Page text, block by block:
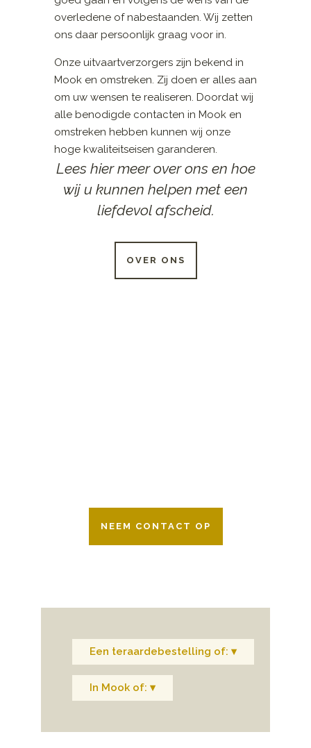
overledene of nabestaanden. Wij zetten
ons daar persoonlijk graag voor in.
Onze uitvaartverzorgers zijn bekend in
Mook en omstreken. Zij doen er alles aan
om uw wensen te realiseren. Doordat wij
alle benodigde contacten in Mook en
omstreken hebben kunnen wij onze
hoge kwaliteitseisen garanderen.
Lees hier meer over ons en hoe
wij u kunnen helpen met een
liefdevol afscheid.
OVER ONS
NEEM CONTACT OP
Een teraardebestelling of: ▾
In Mook of: ▾